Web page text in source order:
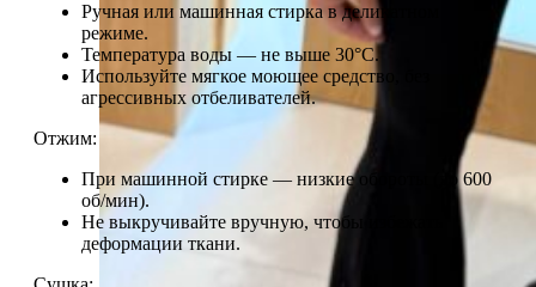
Ручная или машинная стирка в деликатном
режиме.
Температура воды — не выше 30°C.
Используйте мягкое моющее средство, без
агрессивных отбеливателей.
Отжим:
При машинной стирке — низкие обороты (до 600
об/мин).
Не выкручивайте вручную, чтобы избежать
деформации ткани.